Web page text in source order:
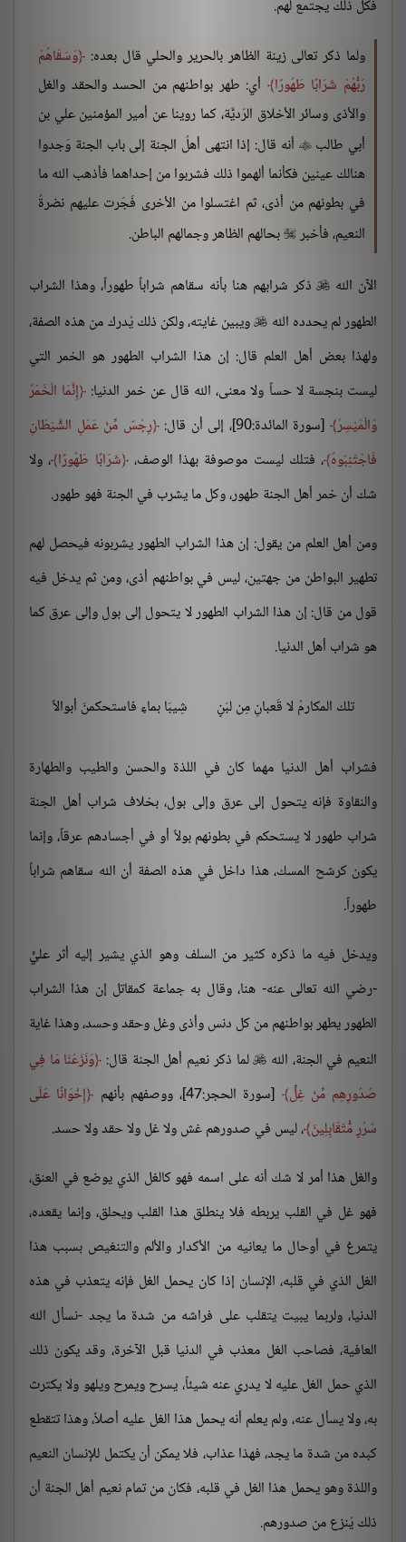
فكل ذلك يجتمع لهم.
ولما ذكر تعالى زينة الظاهر بالحرير والحلي قال بعده: وَسَقَاهُمْ
رَبُّهُمْ شَرَابًا طَهُورًا
أي: طهر بواطنهم من الحسد والحقد والغل
والأذى وسائر الأخلاق الرّديَّة، كما روينا عن أمير المؤمنين علي بن
أبي طالب أنه قال: إذا انتهى أهلُ الجنة إلى باب الجنة وَجدوا
هنالك عينين فكأنما ألهموا ذلك فشربوا من إحداهما فأذهب الله ما
في بطونهم من أذى، ثم اغتسلوا من الأخرى فَجَرت عليهم نضرةُ
النعيم، فأخبر  بحالهم الظاهر وجمالهم الباطن.
الآن الله ذكر شرابهم هنا بأنه سقاهم شراباً طهوراً، وهذا الشراب
الطهور لم يحدده الله ويبين غايته، ولكن ذلك يُدرك من هذه الصفة،
ولهذا بعض أهل العلم قال: إن هذا الشراب الطهور هو الخمر التي
ليست بنجسة لا حساً ولا معنى، الله قال عن خمر الدنيا: إِنَّمَا الْخَمْرُ
وَالْمَيْسِرُ [سورة المائدة:90]، إلى أن قال:
رِجْسٌ مِّنْ عَمَلِ الشَّيْطَانِ
فَاجْتَنِبُوهُ ، فتلك ليست موصوفة بهذا الوصف، شَرَابًا طَهُورًا ، ولا
شك أن خمر أهل الجنة طهور، وكل ما يشرب في الجنة فهو طهور.
ومن أهل العلم من يقول: إن هذا الشراب الطهور يشربونه فيحصل لهم
تطهير البواطن من جهتين، ليس في بواطنهم أذى، ومن ثم يدخل فيه
قول من قال: إن هذا الشراب الطهور لا يتحول إلى بول وإلى عرق كما
هو شراب أهل الدنيا.
تلك المكارمُ لا قَعبانِ مِن لبَنٍ شِيبَا بماءٍ فاستحكمنَ أبوالاً
فشراب أهل الدنيا مهما كان في اللذة والحسن والطيب والطهارة
والنقاوة فإنه يتحول إلى عرق وإلى بول، بخلاف شراب أهل الجنة
شراب طهور لا يستحكم في بطونهم بولاً أو في أجسادهم عرقاً، وإنما
يكون كرشح المسك، هذا داخل في هذه الصفة أن الله سقاهم شراباً
طهوراً.
ويدخل فيه ما ذكره كثير من السلف وهو الذي يشير إليه أثر عليٍّ
-رضي الله تعالى عنه- هنا، وقال به جماعة كمقاتل إن هذا الشراب
الطهور يطهر بواطنهم من كل دنس وأذى وغل وحقد وحسد، وهذا غاية
النعيم في الجنة، الله لما ذكر نعيم أهل الجنة قال: وَنَزَعْنَا مَا فِي
صُدُورِهِم مِّنْ غِلٍّ
[سورة الحجر:47]، ووصفهم بأنهم
إِخْوَانًا عَلَى
سُرُرٍ مُّتَقَابِلِينَ ، ليس في صدورهم غش ولا غل ولا حقد ولا حسد.
والغل هذا أمر لا شك أنه على اسمه فهو كالغل الذي يوضع في العنق،
فهو غل في القلب يربطه فلا ينطلق هذا القلب ويحلق، وإنما يقعده،
يتمرغ في أوحال ما يعانيه من الأكدار والألم والتنغيص بسبب هذا
الغل الذي في قلبه، الإنسان إذا كان يحمل الغل فإنه يتعذب في هذه
الدنيا، ولربما يبيت يتقلب على فراشه من شدة ما يجد -نسأل الله
العافية، فصاحب الغل معذب في الدنيا قبل الآخرة، وقد يكون ذلك
الذي حمل الغل عليه لا يدري عنه شيئاً، يسرح ويمرح ويلهو ولا يكترث
به، ولا يسأل عنه، ولم يعلم أنه يحمل هذا الغل عليه أصلاً، وهذا تتقطع
كبده من شدة ما يجد، فهذا عذاب، فلا يمكن أن يكتمل للإنسان النعيم
واللذة وهو يحمل هذا الغل في قلبه، فكان من تمام نعيم أهل الجنة أن
ذلك يُنزع من صدورهم.